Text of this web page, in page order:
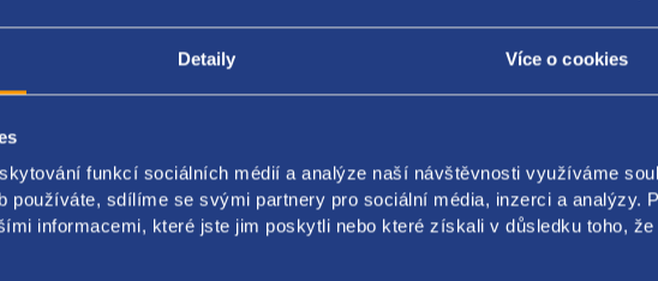
Detaily Více o cookies
funkcí sociálních médií a analýze naší návštěvnosti využíváme
používáte, sdílíme se svými partnery pro sociální média, inzerci a analýzy.
informacemi, které jste jim poskytli nebo které získali v důsledku toho, že
0445214196 8200954113 H8200839258